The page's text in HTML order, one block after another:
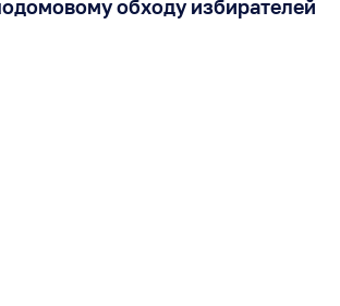
обходу избирателей